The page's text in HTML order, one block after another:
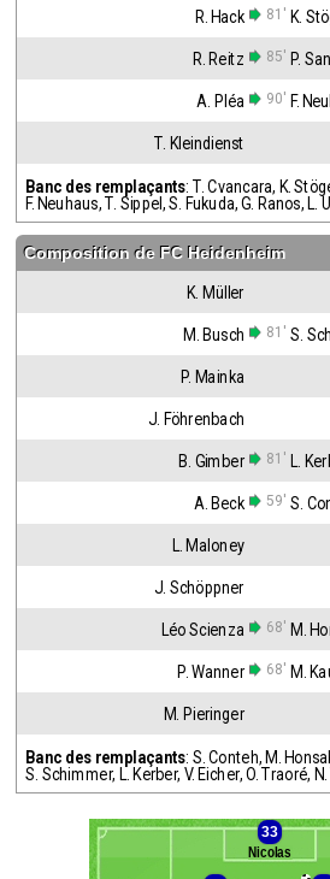
R. Hack 81' K.
R. Reitz 85' P.
A. Pléa 90' F.
T. Kleindienst
Banc des remplaçants: T. Cvancara, K.
F. Neuhaus,T. Sippel,S. Fukuda,G. Ranos, L.
Composition de FC Heidenheim
K. Müller
M. Busch 81' S.
P. Mainka
J. Föhrenbach
B. Gimber 81' L.
A. Beck 59' S.
L. Maloney
J. Schöppner
Léo Scienza 68' M.
P. Wanner 68' M.
M. Pieringer
Banc des remplaçants: S. Conteh, M.
S. Schimmer, L. Kerber, V. Eicher,O. Traoré,